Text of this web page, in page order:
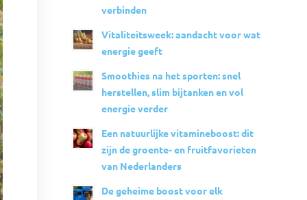
verbinden
Vitaliteitsweek: aandacht voor wat
energie geeft
Smoothies na het sporten: snel
herstellen, slim bijtanken en vol
energie verder
Een natuurlijke vitamineboost: dit
zijn de groente- en fruitfavorieten
van Nederlanders
De geheime boost voor elk